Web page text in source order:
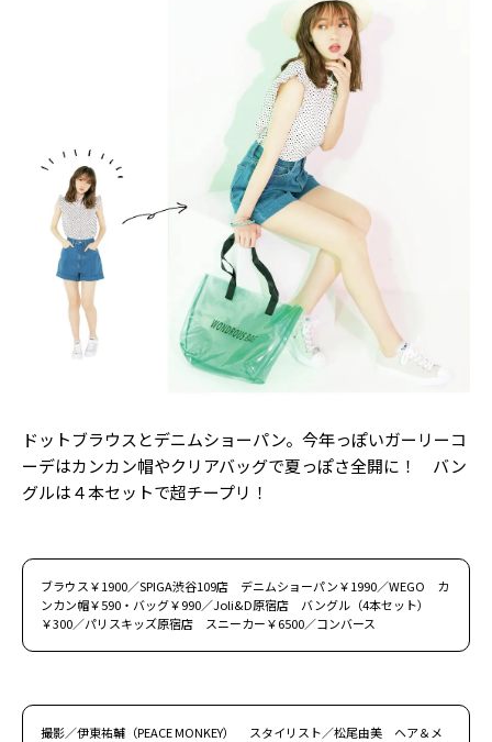
ドットブラウスとデニムショーパン。今年っぽいガーリーコ
ーデはカンカン帽やクリアバッグで夏っぽさ全開に！ バン
グルは４本セットで超チープリ！
ブラウス￥1900／SPIGA渋谷109店 デニムショーパン￥1990／WEGO カ
ンカン帽￥590・バッグ￥990／Joli&D原宿店 バングル（4本セット）
￥300／パリスキッズ原宿店 スニーカー￥6500／コンバース
撮影／伊東祐輔（PEACE MONKEY） スタイリスト／松尾由美 ヘア＆メ